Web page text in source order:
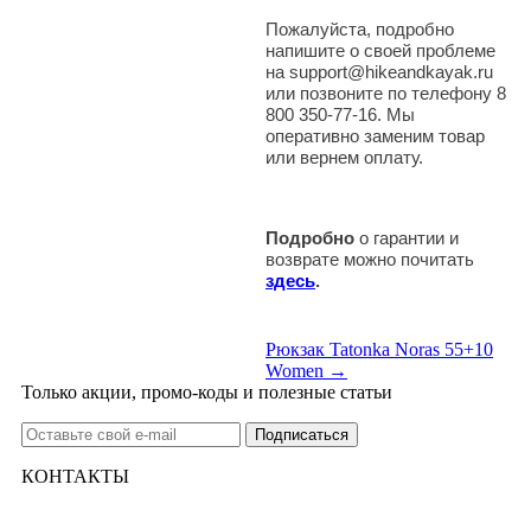
Пожалуйста, подробно
напишите о своей проблеме
на support@hikeandkayak.ru
или позвоните по телефону 8
800 350-77-16. Мы
оперативно заменим товар
или вернем оплату.
Подробно о гарантии и
возврате можно почитать
здесь.
Рюкзак Tatonka Noras 55+10
Women →
Только акции, промо-коды и полезные статьи
КОНТАКТЫ